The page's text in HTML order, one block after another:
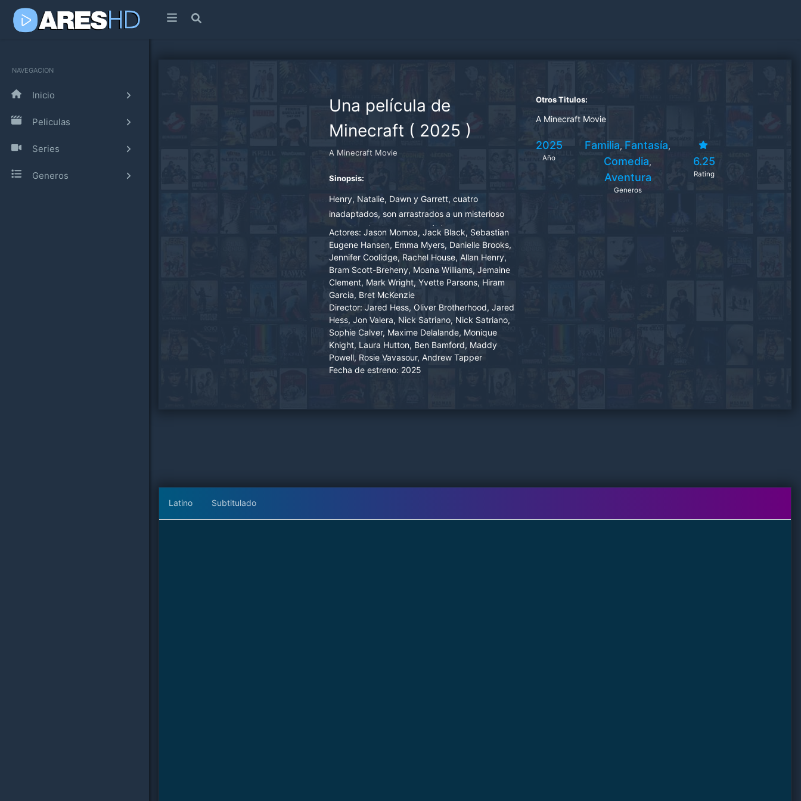
NAVEGACION
Inicio
Peliculas
Series
Generos
Una película de
Minecraft ( 2025 )
A Minecraft Movie
Sinopsis:
Henry, Natalie, Dawn y Garrett, cuatro
inadaptados, son arrastrados a un misterioso
portal hacia el extraño y cúbico mundo
principal. Para volver a casa, tendrán que
dominar este mundo con la ayuda de un
artesano inesperado y experto llamado, Steve,
mientras se embarcan en una búsqueda
mágica.
Actores: Jason Momoa, Jack Black, Sebastian
Eugene Hansen, Emma Myers, Danielle Brooks,
Jennifer Coolidge, Rachel House, Allan Henry,
Bram Scott-Breheny, Moana Williams, Jemaine
Clement, Mark Wright, Yvette Parsons, Hiram
Garcia, Bret McKenzie
Director: Jared Hess, Oliver Brotherhood, Jared
Hess, Jon Valera, Nick Satriano, Nick Satriano,
Sophie Calver, Maxime Delalande, Monique
Knight, Laura Hutton, Ben Bamford, Maddy
Powell, Rosie Vavasour, Andrew Tapper
Fecha de estreno: 2025
Otros Titulos:
A Minecraft Movie
2025
Año
Familia, Fantasía,
Comedia,
Aventura
Generos
6.25
Rating
Latino Subtitulado